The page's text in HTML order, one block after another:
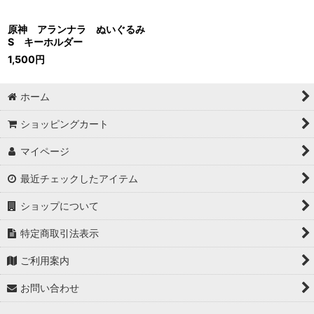
原神 アランナラ ぬいぐるみ
S キーホルダー
1,500円
ホーム
ショッピングカート
マイページ
最近チェックしたアイテム
ショップについて
特定商取引法表示
ご利用案内
お問い合わせ